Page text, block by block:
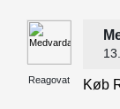
Reagovat Køb